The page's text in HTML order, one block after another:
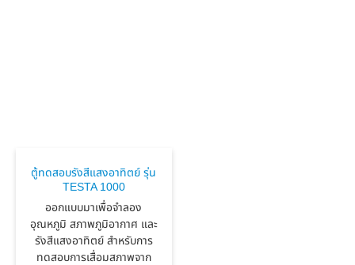
ตู้ทดสอบรังสีแสงอาทิตย์ รุ่น
TESTA 1000
ออกแบบมาเพื่อจำลอง
อุณหภูมิ สภาพภูมิอากาศ และ
รังสีแสงอาทิตย์ สำหรับการ
ทดสอบการเสื่อมสภาพจาก